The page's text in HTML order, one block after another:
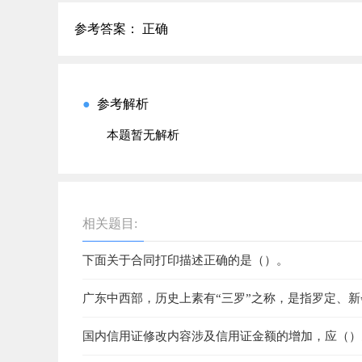
参考答案： 正确
● 参考解析
本题暂无解析
相关题目:
下面关于合同打印描述正确的是（）。
广东中西部，历史上素有“三罗”之称，是指罗定、新
国内信用证修改内容涉及信用证金额的增加，应（）